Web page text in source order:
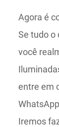
Agora é
Se tudo o
você
entre em
Iremos